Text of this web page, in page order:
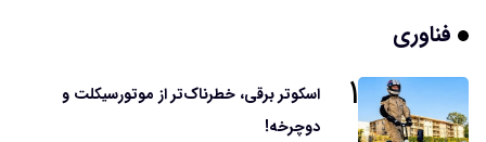
فناوری
۱
اسکوتر برقی، خطرناک‌تر از موتورسیکلت و
دوچرخه!